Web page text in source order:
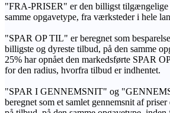
"FRA-PRISER" er den billigst tilgængelige
samme opgavetype, fra værksteder i hele
"SPAR OP TIL" er beregnet som
billigste og dyreste tilbud, på den samme
25% har opnået den markedsførte SPAR
for den radius, hvorfra tilbud er indhentet.
"SPAR I GENNEMSNIT" og
beregnet som et samlet gennemsnit af priser